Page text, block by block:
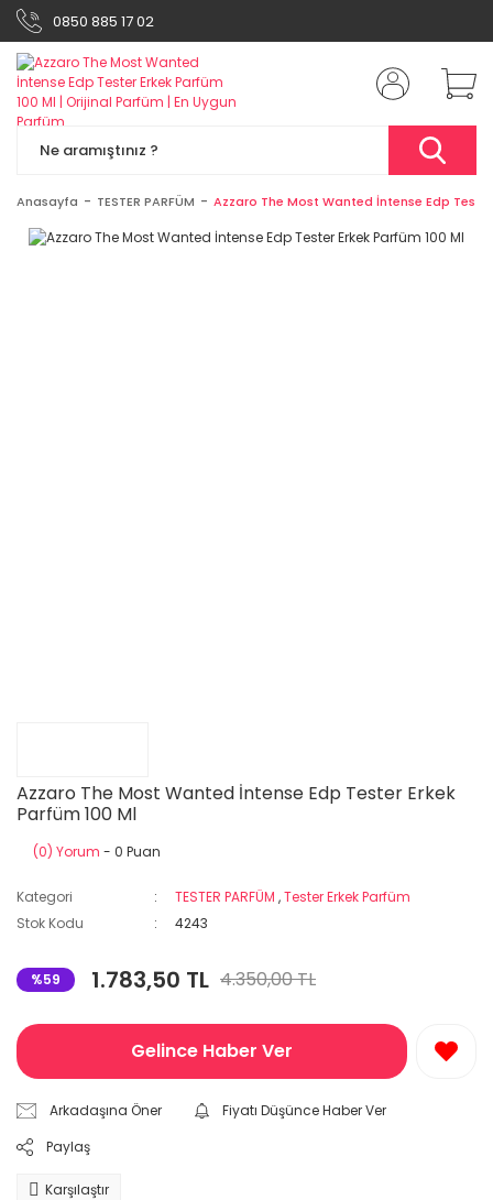
0850 885 17 02
Anasayfa TESTER PARFÜM Azzaro The Most Wanted İntense Edp Tester
Azzaro The Most Wanted İntense Edp Tester Erkek
Parfüm 100 Ml
(0) Yorum - 0 Puan
Kategori TESTER PARFÜM ,Tester Erkek Parfüm
Stok Kodu
4243
%59 1.783,50 TL 4.350,00 TL
Gelince Haber Ver
Arkadaşına Öner
Fiyatı Düşünce Haber Ver
Paylaş
Karşılaştır